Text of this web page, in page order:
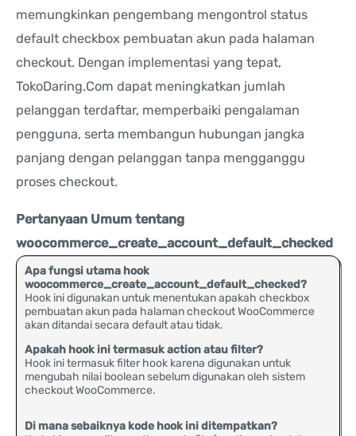
memungkinkan pengembang mengontrol status
default checkbox pembuatan akun pada halaman
checkout. Dengan implementasi yang tepat,
TokoDaring.Com dapat meningkatkan jumlah
pelanggan terdaftar, memperbaiki pengalaman
pengguna, serta membangun hubungan jangka
panjang dengan pelanggan tanpa mengganggu
proses checkout.
Pertanyaan Umum tentang
woocommerce_create_account_default_checked
Apa fungsi utama hook
woocommerce_create_account_default_checked?
Hook ini digunakan untuk menentukan apakah checkbox
pembuatan akun pada halaman checkout WooCommerce
akan ditandai secara default atau tidak.
Apakah hook ini termasuk action atau filter?
Hook ini termasuk filter hook karena digunakan untuk
mengubah nilai boolean sebelum digunakan oleh sistem
checkout WooCommerce.
Di mana sebaiknya kode hook ini ditempatkan?